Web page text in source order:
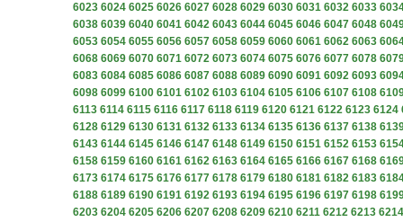
6023 6024 6025 6026 6027 6028 6029 6030 6031 6032 6033
6038 6039 6040 6041 6042 6043 6044 6045 6046 6047 6048
6053 6054 6055 6056 6057 6058 6059 6060 6061 6062 6063
6068 6069 6070 6071 6072 6073 6074 6075 6076 6077 6078
6083 6084 6085 6086 6087 6088 6089 6090 6091 6092 6093
6098 6099 6100 6101 6102 6103 6104 6105 6106 6107 6108
6113 6114 6115 6116 6117 6118 6119 6120 6121 6122 6123 6124
6128 6129 6130 6131 6132 6133 6134 6135 6136 6137 6138
6143 6144 6145 6146 6147 6148 6149 6150 6151 6152 6153
6158 6159 6160 6161 6162 6163 6164 6165 6166 6167 6168
6173 6174 6175 6176 6177 6178 6179 6180 6181 6182 6183
6188 6189 6190 6191 6192 6193 6194 6195 6196 6197 6198
6203 6204 6205 6206 6207 6208 6209 6210 6211 6212 6213 6214